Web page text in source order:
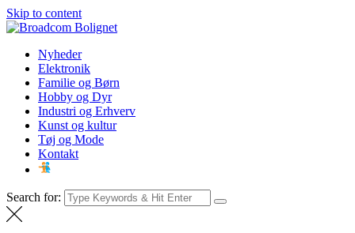
Skip to content
Broadcom Bolignet
NyhederNyheder
Elektronik
Familie og Børn
Hobby og Dyr
Industri og Erhverv
Kunst og kultur
Tøj og Mode
Kontakt
Search for: